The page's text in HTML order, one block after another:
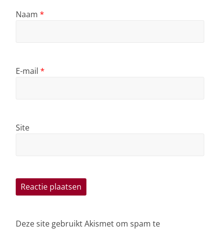
Naam *
E-mail *
Site
Deze site gebruikt Akismet om spam te